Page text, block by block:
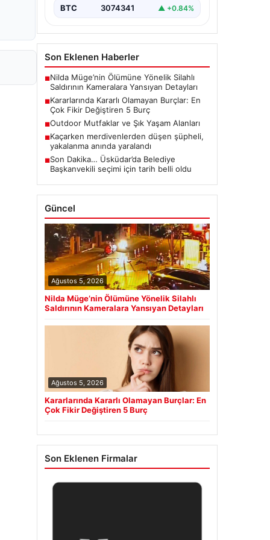
BTC 3074341 ▲ +0.84%
Son Eklenen Haberler
■Nilda Müge’nin Ölümüne Yönelik Silahlı
Saldırının Kameralara Yansıyan Detayları
■Kararlarında Kararlı Olamayan Burçlar: En
Çok Fikir Değiştiren 5 Burç
■Outdoor Mutfaklar ve Şık Yaşam Alanları
■Kaçarken merdivenlerden düşen şüpheli,
yakalanma anında yaralandı
■Son Dakika… Üsküdar’da Belediye
Başkanvekili seçimi için tarih belli oldu
Güncel
Ağustos 5, 2026
Nilda Müge’nin Ölümüne Yönelik Silahlı
Saldırının Kameralara Yansıyan Detayları
Ağustos 5, 2026
Kararlarında Kararlı Olamayan Burçlar: En
Çok Fikir Değiştiren 5 Burç
Son Eklenen Firmalar